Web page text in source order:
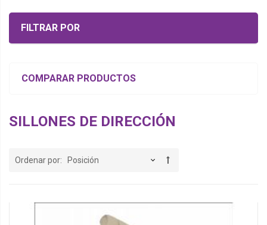
FILTRAR POR
COMPARAR PRODUCTOS
SILLONES DE DIRECCIÓN
Ordenar por